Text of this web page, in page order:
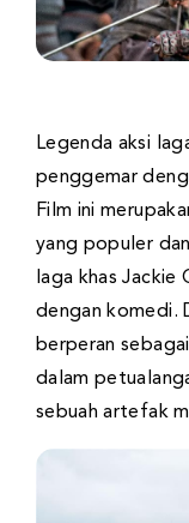
Legenda aksi
penggemar
Film ini
yang populer
laga khas Jackie
dengan komedi.
berperan
dalam
sebuah artefak